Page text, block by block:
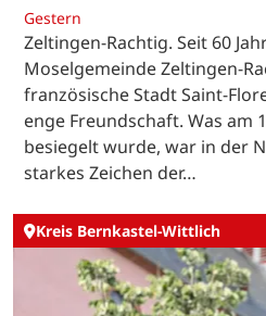
Gestern
Zeltingen-Rachtig. Seit 60
Moselgemeinde Zeltingen-
französische Stadt Saint-
enge Freundschaft. Was am
besiegelt wurde, war in der
starkes Zeichen der…
Kreis Bernkastel-Wittlich